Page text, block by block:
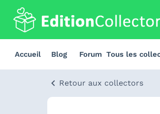
Accueil Blog Forum Tous les
Retour aux collectors